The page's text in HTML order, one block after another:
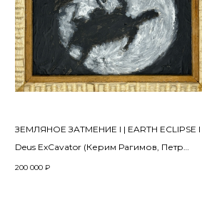
ЗЕМЛЯНОЕ ЗАТМЕНИЕ I | EARTH ECLIPSE I
Deus ExCavator (Керим Рагимов, Петр
2024
200 000 ₽